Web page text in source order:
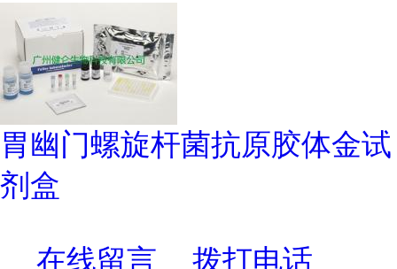
胃幽门螺旋杆菌抗原胶体金试
剂盒
在线留言 拨打电话